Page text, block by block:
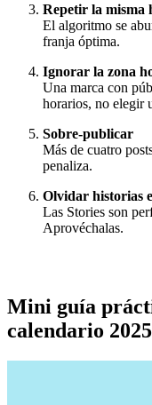
Repetir la misma
El algoritmo se
franja óptima.
Ignorar la zona
Una marca con
horarios, no elegir
Sobre‑publicar
Más de cuatro
penaliza.
Olvidar historias
Las Stories son
Aprovéchalas.
Mini guía
calendario 2025